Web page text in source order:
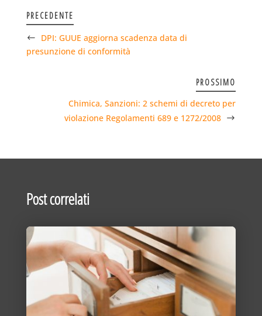
PRECEDENTE
DPI: GUUE aggiorna scadenza data di
presunzione di conformità
PROSSIMO
Chimica, Sanzioni: 2 schemi di decreto per
violazione Regolamenti 689 e 1272/2008
Post correlati